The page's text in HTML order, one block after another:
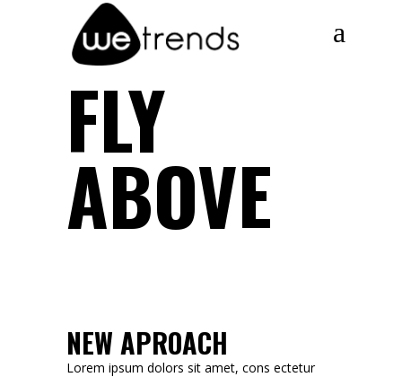
FLY
ABOVE
NEW APROACH
Lorem ipsum dolors sit amet, cons ectetur